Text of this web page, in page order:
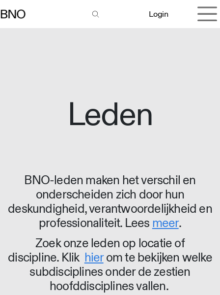
Login
Leden
BNO-leden maken het verschil en
onderscheiden zich door hun
deskundigheid, verantwoordelijkheid en
professionaliteit. Lees meer.
Zoek onze leden op locatie of
discipline. Klik hierom te bekijken welke
subdisciplines onder de zestien
hoofddisciplines vallen.